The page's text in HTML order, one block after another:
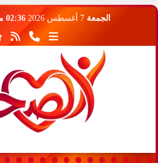
الجمعة 7 أغسطس 2026 02:36 مـ